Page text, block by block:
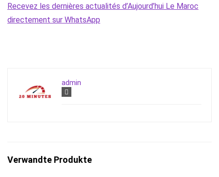
Recevez les dernières actualités d’Aujourd’hui Le Maroc
directement sur WhatsApp
admin
Verwandte Produkte